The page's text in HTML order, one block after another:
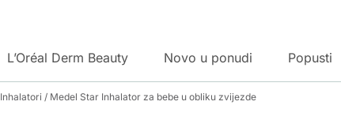
L’Oréal Derm Beauty Novo u ponudi Popusti
Inhalatori / Medel Star Inhalator za bebe u obliku zvijezde